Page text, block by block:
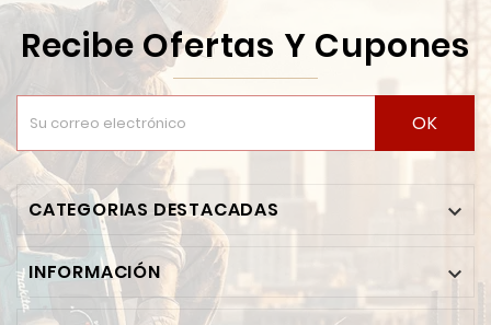
Recibe Ofertas Y Cupones
OK
CATEGORIAS DESTACADAS 
INFORMACIÓN 